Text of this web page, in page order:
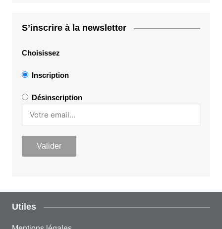
S’inscrire à la newsletter
Choisissez
Inscription
Désinscription
Utiles